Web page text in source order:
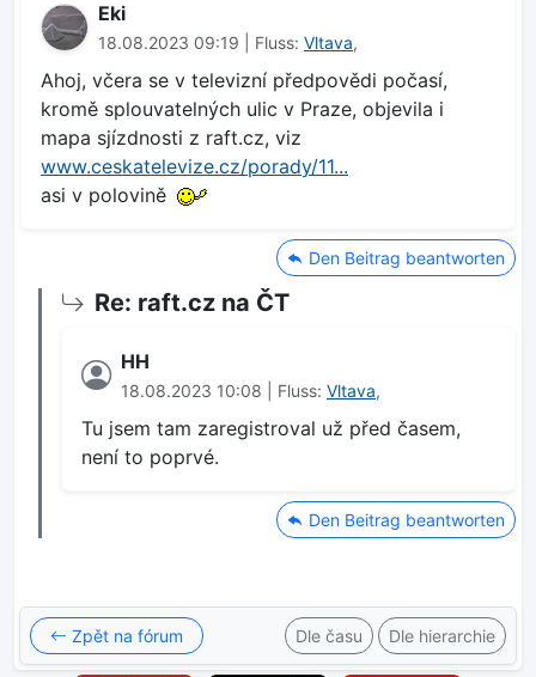
Eki
18.08.2023 09:19 | Fluss: Vltava,
Ahoj, včera se v televizní předpovědi počasí,
kromě splouvatelných ulic v Praze, objevila i
mapa sjízdnosti z raft.cz, viz
www.ceskatelevize.cz/porady/11...
asi v polovině
Den Beitrag beantworten
Re: raft.cz na ČT
HH
18.08.2023 10:08 | Fluss: Vltava,
Tu jsem tam zaregistroval už před časem,
není to poprvé.
Den Beitrag beantworten
Zpět na fórum Dle času Dle hierarchie